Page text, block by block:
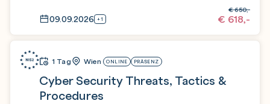
09.09.2026 +1 € 618,-
€650,-
1 Tag Wien ONLINE PRÄSENZ
Cyber Security Threats, Tactics &
Procedures